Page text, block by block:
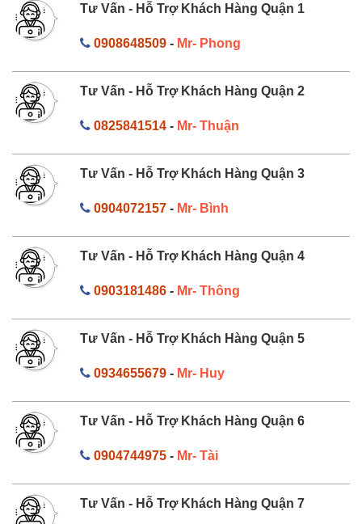
Tư Vấn - Hỗ Trợ Khách Hàng Quận 1
0908648509- Mr- Phong
Tư Vấn - Hỗ Trợ Khách Hàng Quận 2
0825841514- Mr- Thuận
Tư Vấn - Hỗ Trợ Khách Hàng Quận 3
0904072157- Mr- Bình
Tư Vấn - Hỗ Trợ Khách Hàng Quận 4
0903181486- Mr- Thông
Tư Vấn - Hỗ Trợ Khách Hàng Quận 5
0934655679- Mr- Huy
Tư Vấn - Hỗ Trợ Khách Hàng Quận 6
0904744975- Mr- Tài
Tư Vấn - Hỗ Trợ Khách Hàng Quận 7